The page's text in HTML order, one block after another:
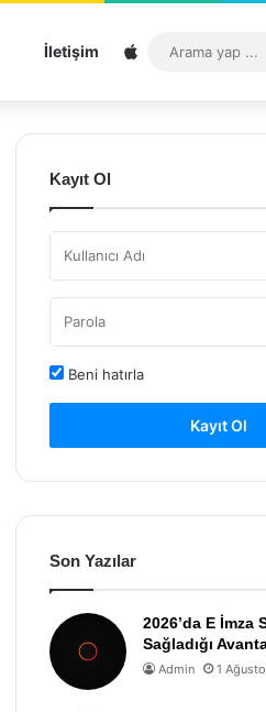
İletişim Sitemap
Kayıt Ol
Beni hatırla
Kayıt Ol
Son Yazılar
2026’da E İmza
Sağladığı
Admin 1